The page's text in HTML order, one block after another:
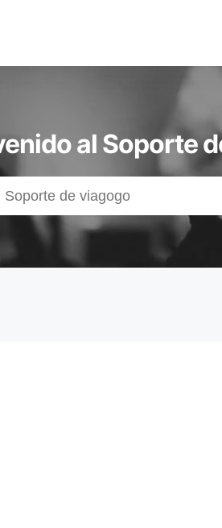
al Soporte